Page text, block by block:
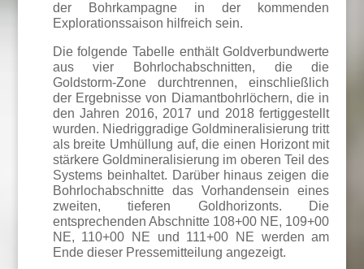
der Bohrkampagne in der kommenden
Explorationssaison hilfreich sein.
Die folgende Tabelle enthält Goldverbundwerte
aus vier Bohrlochabschnitten, die die
Goldstorm-Zone durchtrennen, einschließlich
der Ergebnisse von Diamantbohrlöchern, die in
den Jahren 2016, 2017 und 2018 fertiggestellt
wurden. Niedriggradige Goldmineralisierung tritt
als breite Umhüllung auf, die einen Horizont mit
stärkere Goldmineralisierung im oberen Teil des
Systems beinhaltet. Darüber hinaus zeigen die
Bohrlochabschnitte das Vorhandensein eines
zweiten, tieferen Goldhorizonts. Die
entsprechenden Abschnitte 108+00 NE, 109+00
NE, 110+00 NE und 111+00 NE werden am
Ende dieser Pressemitteilung angezeigt.